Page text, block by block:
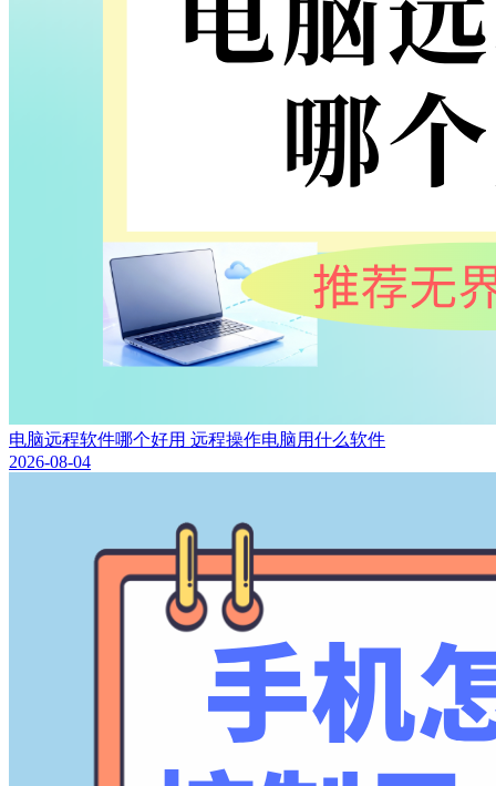
电脑远程软件哪个好用 远程操作电脑用什么软件
2026-08-04